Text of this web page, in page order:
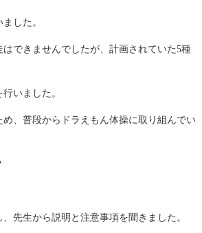
した。
できませんでしたが、計画されていた5種
いました。
め、普段からドラえもん体操に取り組んでい
先生から説明と注意事項を聞きました。